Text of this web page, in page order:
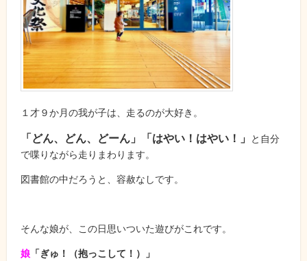
１才９か月の我が子は、走るのが大好き。
「どん、どん、どーん」 「はやい！はやい！」
と自分
で喋りながら走りまわります。
図書館の中だろうと、容赦なしです。
そんな娘が、この日思いついた遊びがこれです。
娘 「ぎゅ！（抱っこして！）」